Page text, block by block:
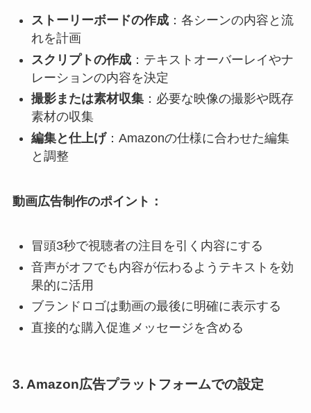
ストーリーボードの作成：各シーンの内容と流
れを計画
スクリプトの作成：テキストオーバーレイやナ
レーションの内容を決定
撮影または素材収集：必要な映像の撮影や既存
素材の収集
編集と仕上げ：Amazonの仕様に合わせた編集
と調整
動画広告制作のポイント：
冒頭3秒で視聴者の注目を引く内容にする
音声がオフでも内容が伝わるようテキストを効
果的に活用
ブランドロゴは動画の最後に明確に表示する
直接的な購入促進メッセージを含める
3. Amazon広告プラットフォームでの設定